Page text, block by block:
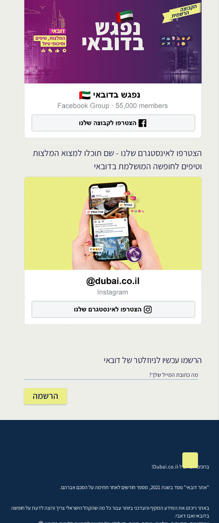
הצטרפו לאינסטגרם שלנו - שם תוכלו למצוא המלצות
וטיפים לחופשה המושלמת בדובאי
הרשמו עכשיו לניוזלטר של דובאי
ברוכים הבאים ל-Dubai.co.il!
"אתר דובאי" נוסד בשנת 2021, מספר חודשים לאחר חתימה על הסכם אברהם.
באתר ריכזנו את המידע המקיף והעדכני ביותר עבור כל מה שהקהל הישראלי צריך ורוצה לדעת על חופשה
בדובאי ואבו דאבי: